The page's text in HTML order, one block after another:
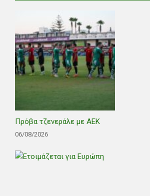
Πρόβα τζενεράλε με ΑΕΚ
06/08/2026